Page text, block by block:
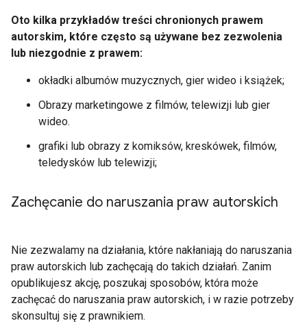
Oto kilka przykładów treści chronionych prawem
autorskim, które często są używane bez zezwolenia
lub niezgodnie z prawem:
okładki albumów muzycznych, gier wideo i książek;
Obrazy marketingowe z filmów, telewizji lub gier
wideo.
grafiki lub obrazy z komiksów, kreskówek, filmów,
teledysków lub telewizji;
Zachęcanie do naruszania praw autorskich
Nie zezwalamy na działania, które nakłaniają do naruszania
praw autorskich lub zachęcają do takich działań. Zanim
opublikujesz akcję, poszukaj sposobów, która może
zachęcać do naruszania praw autorskich, i w razie potrzeby
skonsultuj się z prawnikiem.